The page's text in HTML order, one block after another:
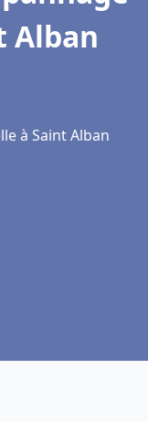
Alban
à Saint Alban